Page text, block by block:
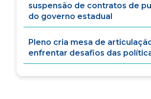
suspensão de contratos de
do governo estadual
Pleno cria mesa de
enfrentar desafios das